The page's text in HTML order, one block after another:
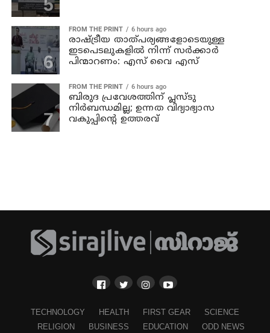
FROM THE PRINT 6 hours ago
രാഷ്ട്രീയ താത്പര്യങ്ങളോടെയുള്ള
ഇടപെടലുകളില്‍ നിന്ന് സര്‍ക്കാര്‍
പിന്മാറണം: എസ് വൈ എസ്
FROM THE PRINT 6 hours ago
ബിരുദ പ്രവേശത്തിന് പ്ലസ്ടു
നിര്‍ബന്ധമില്ല; ഉന്നത വിദ്യാഭ്യാസ
വകുപ്പിന്റെ ഉത്തരവ്
TECHNOLOGY HEALTH FIRST GEAR
SCIENCE
RELIGION
BUSINESS EDUCATION ODD NEWS